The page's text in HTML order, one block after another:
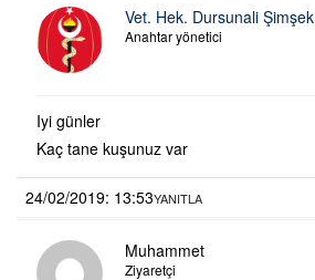
Vet. Hek. Dursunali Şimşek
Anahtar yönetici
Iyi günler
Kaç tane kuşunuz var
24/02/2019: 13:53YANITLA
Muhammet
Ziyaretçi